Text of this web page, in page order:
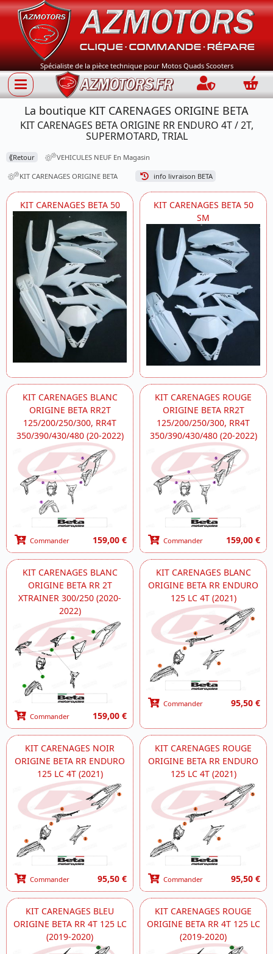
Spécialiste de la pièce technique pour Motos Quads Scooters
Connection
La boutique KIT CARENAGES ORIGINE BETA
KIT CARENAGES BETA ORIGINE RR ENDURO 4T / 2T,
SUPERMOTARD, TRIAL
⟪Retour VEHICULES NEUF En Magasin
KIT CARENAGES ORIGINE BETA info livraison BETA
KIT CARENAGES BETA 50
KIT CARENAGES BETA 50
SM
KIT CARENAGES BLANC
ORIGINE BETA RR2T
125/200/250/300, RR4T
350/390/430/480 (20-2022)
Commander 159,00 €
KIT CARENAGES ROUGE
ORIGINE BETA RR2T
125/200/250/300, RR4T
350/390/430/480 (20-2022)
Commander 159,00 €
KIT CARENAGES BLANC
ORIGINE BETA RR 2T
XTRAINER 300/250 (2020-
2022)
Commander 159,00 €
KIT CARENAGES BLANC
ORIGINE BETA RR ENDURO
125 LC 4T (2021)
Commander 95,50 €
KIT CARENAGES NOIR
ORIGINE BETA RR ENDURO
125 LC 4T (2021)
Commander 95,50 €
KIT CARENAGES ROUGE
ORIGINE BETA RR ENDURO
125 LC 4T (2021)
Commander 95,50 €
KIT CARENAGES BLEU
ORIGINE BETA RR 4T 125 LC
(2019-2020)
KIT CARENAGES ROUGE
ORIGINE BETA RR 4T 125 LC
(2019-2020)